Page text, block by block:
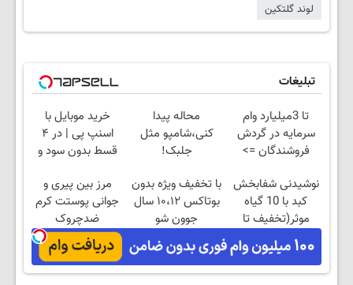
لوند گلتکین
تبلیغات
تا 3میلیارد وام
سرمایه در گردش
فروشندگان =>
کن
محاله پیدا
کنی،شامپو مثل
جلبک!
مجدد40%تخفیف
خرید موبایل با
اسنپ پی | در ۴
قسط بدون سود و
نوشیدنی شفابخش
کبد با 10 گیاه
موثر(تخفیف تا
امشب)
با تخفیف ویژه بدون
بوتاکس ۱۰،۱۲ سال
جوون شو
مرز بین پیری و
جوانی پوستت کرم
ضدچروک
جلبکه!40%تخفیف